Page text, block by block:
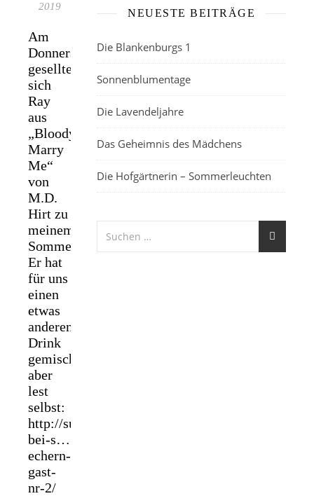
2019
Am
Donnerstag
gesellte
sich
Ray
aus
„Bloody
Marry
Me“
von
M.D.
Hirt zu
meinem
Sommerfest.
Er hat
für uns
einen
etwas
anderen
Drink
gemischt,
aber
lest
selbst:
http://suechtignachbuechern.de/2019/07/
bei-s…
echern-
gast-
nr-2/
NEUESTE BEITRÄGE
Die Blankenburgs 1
Sonnenblumentage
Die Lavendeljahre
Das Geheimnis des Mädchens
Die Hofgärtnerin – Sommerleuchten